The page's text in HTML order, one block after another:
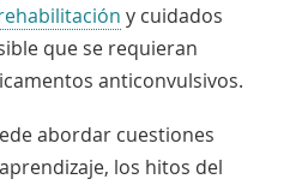
y cuidados
que se requieran
anticonvulsivos.
abordar cuestiones
los hitos del